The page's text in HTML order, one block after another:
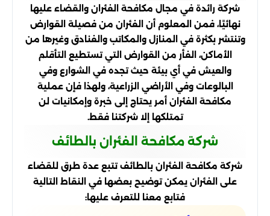
شركة رائدة في مجال مكافحة الفئران والقضاء عليها
نهائيًا، فمن المعلوم أن الفئران من فصيلة القوارض
وتنتشر بكثرة في المنازل والمكاتب والفنادق وغيرها من
الأماكن، الفأر من القوارض التي تستطيع التأقلم
والعيش في أي بيئة حيث تجده في الشوارع وفي
البالوعات وفي الأراضي الزراعية، ولهذا فإن عملية
مكافحة الفئران أمر يحتاج إلى خبرة وإمكانيات لن
تمتلكها إلا شركتنا فقط.
شركة مكافحة الفئران بالطائف
شركة مكافحة الفئران بالطائف تتبع عدة طرق للقضاء
على الفئران يمكن توضيح بعضها في النقاط التالية
فتابع معنا للتعرف عليها: